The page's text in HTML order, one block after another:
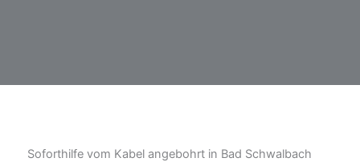
Soforthilfe vom Kabel angebohrt in Bad Schwalbach